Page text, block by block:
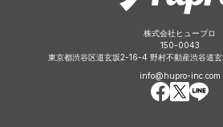
株式会社ヒュープロ
150-0043
東京都渋谷区道玄坂2-16-4 野村不動産渋谷道
info@hupro-inc.com